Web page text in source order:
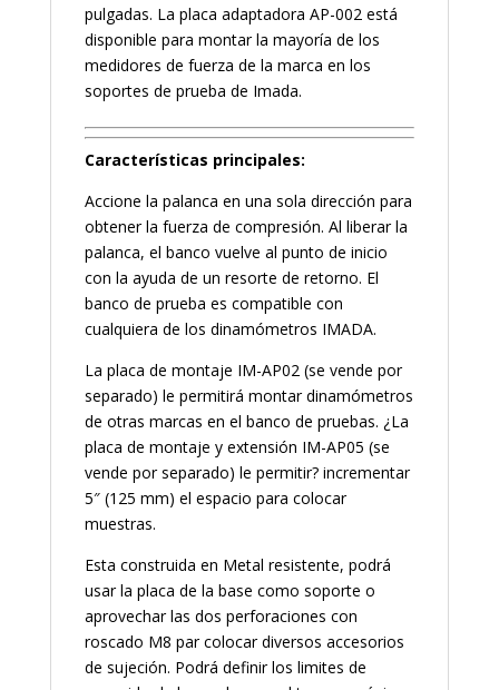
pulgadas. La placa adaptadora AP-002 está
disponible para montar la mayoría de los
medidores de fuerza de la marca en los
soportes de prueba de Imada.
Características principales:
Accione la palanca en una sola dirección para
obtener la fuerza de compresión. Al liberar la
palanca, el banco vuelve al punto de inicio
con la ayuda de un resorte de retorno. El
banco de prueba es compatible con
cualquiera de los dinamómetros IMADA.
La placa de montaje IM-AP02 (se vende por
separado) le permitirá montar dinamómetros
de otras marcas en el banco de pruebas. ¿La
placa de montaje y extensión IM-AP05 (se
vende por separado) le permitir? incrementar
5″ (125 mm) el espacio para colocar
muestras.
Esta construida en Metal resistente, podrá
usar la placa de la base como soporte o
aprovechar las dos perforaciones con
roscado M8 par colocar diversos accesorios
de sujeción. Podrá definir los limites de